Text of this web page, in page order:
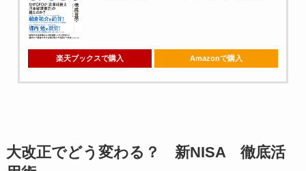
楽天ブックスで購入 Amazonで購入
大改正でどう変わる？ 新NISA 徹底活